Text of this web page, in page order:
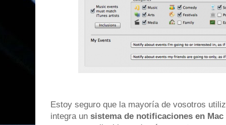
Estoy seguro que la mayoría de vosotros
integra un sistema de notificaciones en Mac